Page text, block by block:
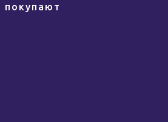
покупают